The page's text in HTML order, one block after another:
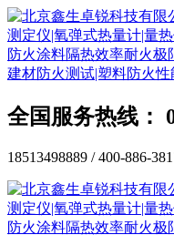
全国服务热线：
18513498889 / 400-886-